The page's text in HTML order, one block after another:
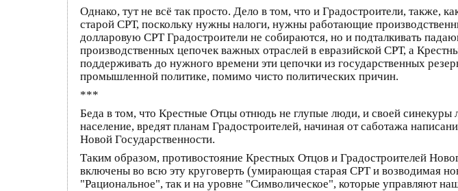
Однако, тут не всё так просто. Дело в том, что и Градостроители, также,
старой СРТ, поскольку нужны налоги, нужны работающие
долларовую СРТ Градостроители не собираются, но и подталкивать
производственных цепочек важных отраслей в евразийской СРТ, а
поддерживать до нужного времени эти цепочки из государственных
промышленной политике, помимо чисто политических причин.
***
Беда в том, что Крестные Отцы отнюдь не глупые люди, и своей синекуры
население, вредят планам Градостроителей, начиная от саботажа
Новой Государственности.
Таким образом, противостояние Крестных Отцов и Градостроителей
включены во всю эту круговерть (умирающая старая СРТ и возводимая
"Рациональное", так и на уровне "Символическое", которые управляют